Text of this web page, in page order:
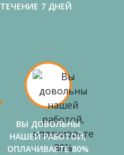
ТЕЧЕНИЕ 7 ДНЕЙ
ВЫ ДОВОЛЬНЫ
НАШЕЙ РАБОТОЙ,
ОПЛАЧИВАЕТЕ 80%